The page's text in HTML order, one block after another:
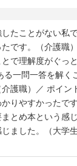
たことがない私
です。（介護職
で理解度がぐっ
る一問一答を解く
護職）／ ポイン
りやすかったで
とめ本という感
ました。（大学生